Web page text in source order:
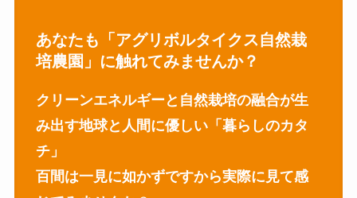
あなたも「アグリボルタイクス自然栽
培農園」に触れてみませんか？
クリーンエネルギーと自然栽培の融合が生
み出す地球と人間に優しい「暮らしのカタ
チ」
百間は一見に如かずですから実際に見て感